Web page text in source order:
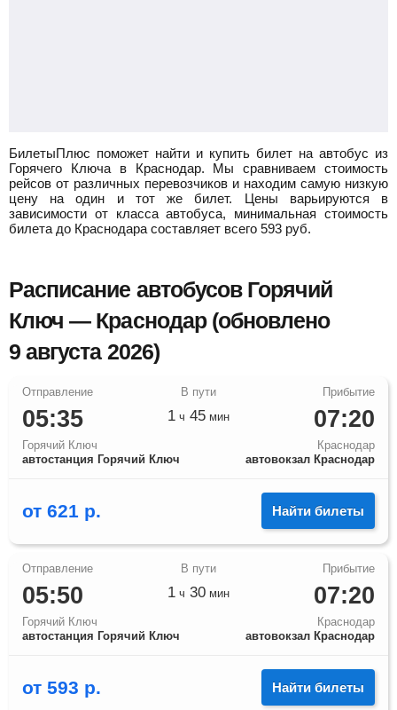
БилетыПлюс поможет найти и купить билет на автобус из
Горячего Ключа в Краснодар.
Мы сравниваем стоимость
рейсов от различных перевозчиков и находим самую низкую
цену на один и тот же билет. Цены варьируются в
зависимости от класса автобуса, минимальная стоимость
билета до Краснодара составляет всего 593 руб.
Расписание автобусов Горячий
Ключ — Краснодар (обновлено
9 августа 2026)
05:35
Горячий Ключ
автостанция Горячий Ключ
07:20
Краснодар
автовокзал Краснодар
1 ч 45 мин
от 621 р. Найти билеты
05:50
Горячий Ключ
автостанция Горячий Ключ
07:20
Краснодар
автовокзал Краснодар
1 ч 30 мин
от 593 р. Найти билеты